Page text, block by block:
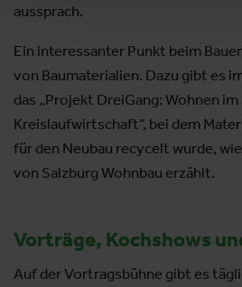
aussprach.
Ein interessanter Punkt beim
von Baumaterialien. Dazu gibt es
das „Projekt DreiGang: Wohnen
Kreislaufwirtschaft“, bei dem
für den Neubau recycelt wurde,
von Salzburg Wohnbau erzählt.
Vorträge, Kochshows
Auf der Vortragsbühne gibt es